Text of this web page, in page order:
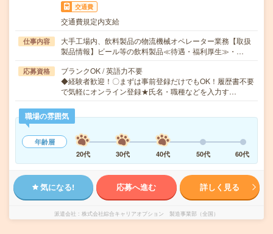
交通費
交通費規定内支給
仕事内容
大手工場内、飲料製品の物流機械オペレーター業務【取扱
製品情報】ビール等の飲料製品≪待遇・福利厚生≫・…
応募資格
ブランクOK / 英語力不要
◆経験者歓迎！〇まずは事前登録だけでもOK！履歴書不要
で気軽にオンライン登録★氏名・職種などを入力す…
職場の雰囲気
年齢層
20代
30代 40代 50代 60代
気になる! 応募へ進む 詳しく見る
派遣会社 株式会社綜合キャリアオプション 製造事業部（全国）